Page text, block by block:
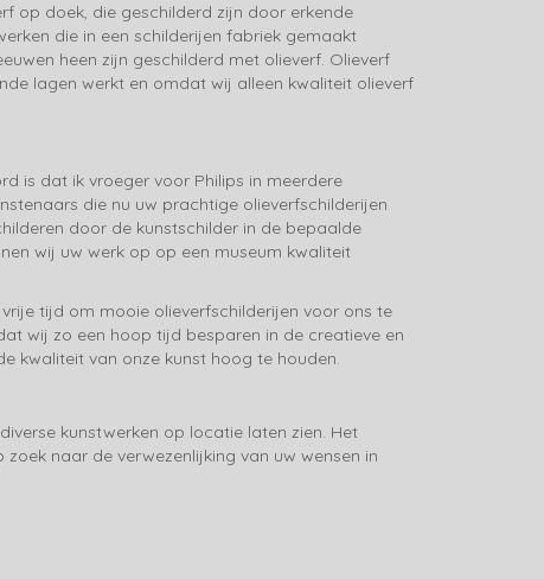
op doek, die geschilderd zijn door erkende
die in een schilderijen fabriek gemaakt
heen zijn geschilderd met olieverf. Olieverf
lagen werkt en omdat wij alleen kwaliteit olieverf
is dat ik vroeger voor Philips in meerdere
die nu uw prachtige olieverfschilderijen
door de kunstschilder in de bepaalde
wij uw werk op op een museum kwaliteit
tijd om mooie olieverfschilderijen voor ons te
wij zo een hoop tijd besparen in de creatieve en
kwaliteit van onze kunst hoog te houden.
kunstwerken op locatie laten zien. Het
naar de verwezenlijking van uw wensen in